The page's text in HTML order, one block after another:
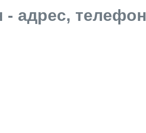
- адрес, телефон